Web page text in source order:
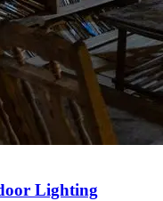
Lighting